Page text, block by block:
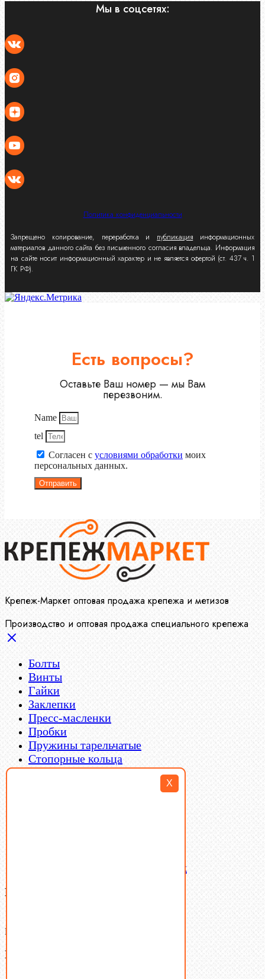
X
Мы в соцсетях:
Политика конфиденциальности
Запрещено копирование, переработка и публикация информационных
материалов данного сайта без письменного согласия владельца. Информация
на сайте носит информационный характер и не является офертой (ст. 437 ч. 1
ГК РФ).
Есть вопросы?
Оставьте Ваш номер — мы Вам
перезвоним.
Name
tel
Согласен с условиями обработки моих
персональных данных.
Отправить
Крепеж-Маркет оптовая продажа крепежа и метизов
Производство и оптовая продажа специального крепежа
Болты
Винты
Гайки
Заклепки
Пресс-масленки
Пробки
Пружины тарельчатые
Стопорные кольца
Такелаж
Латунный и бронзовый крепеж
Ваша корзина
В корзине нет товаров.
Поиск